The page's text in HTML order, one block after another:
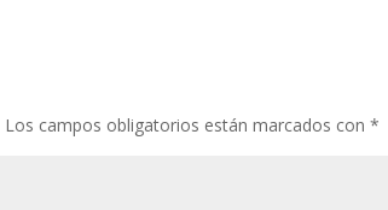
Los campos obligatorios están marcados con*